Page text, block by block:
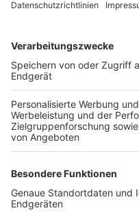
TOP-VEREINE
TOP-PARTNER